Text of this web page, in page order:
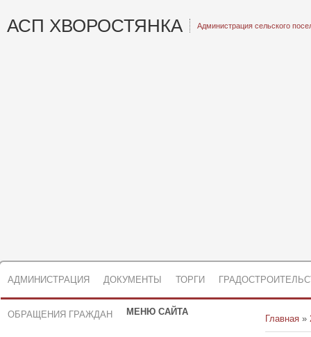
АСП ХВОРОСТЯНКА Администрация сельского
АДМИНИСТРАЦИЯ ДОКУМЕНТЫ ТОРГИ
ОБРАЩЕНИЯ ГРАЖДАН МЕНЮ САЙТА
Главная »